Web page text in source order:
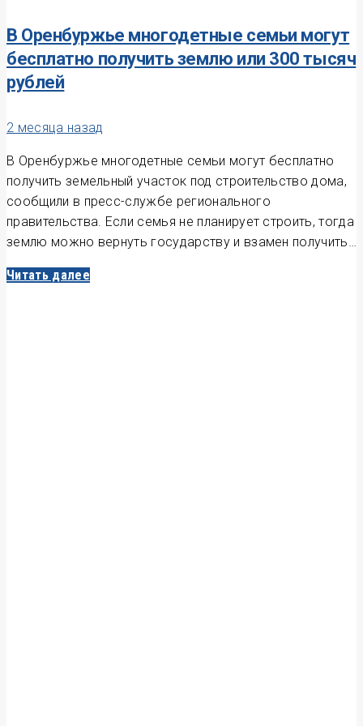
В Оренбуржье многодетные семьи могут
бесплатно получить землю или 300 тысяч
рублей
2 месяца назад
В Оренбуржье многодетные семьи могут бесплатно
получить земельный участок под строительство дома,
сообщили в пресс-службе регионального
правительства. Если семья не планирует строить, тогда
землю можно вернуть государству и взамен получить…
Читать далее